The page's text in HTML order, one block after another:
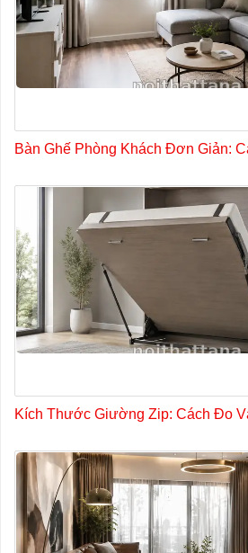
Bàn Ghế Phòng Khách Đơn Giản:
Kích Thước Giường Zip: Cách Đo